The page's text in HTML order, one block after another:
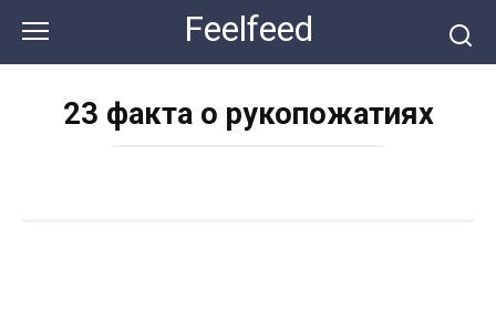
контенту
Feelfeed
23 факта о рукопожатиях